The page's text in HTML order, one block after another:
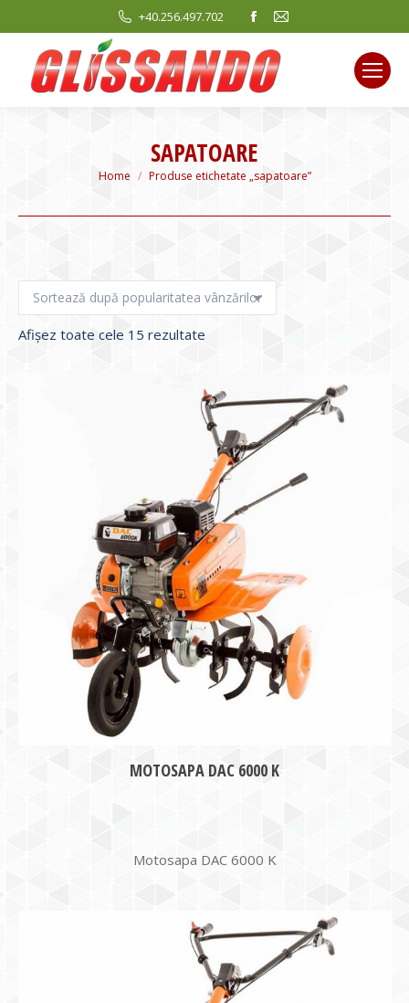
+40.256.497.702
Facebook
opens
in
new
Mail
new
SAPATOARE
You are here:
Home Produse etichetate „sapatoare”
Afișez toate cele 15 rezultate
medie
MOTOSAPA DAC 6000 K
Motosapa DAC 6000 K